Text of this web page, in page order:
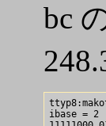
bc
ibase = 2